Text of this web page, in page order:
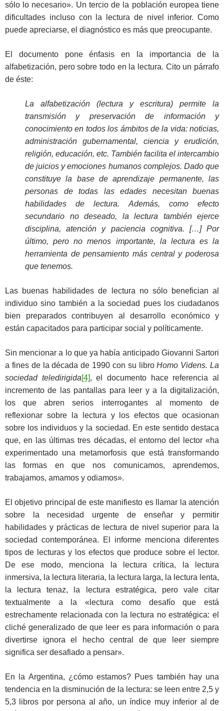
sólo lo necesario». Un tercio de la población europea tiene
dificultades incluso con la lectura de nivel inferior. Como
puede apreciarse, el diagnóstico es más que preocupante.
El documento pone énfasis en la importancia de la
alfabetización, pero sobre todo en la lectura. Cito un párrafo
de éste:
La alfabetización (lectura y escritura) permite la
transmisión y preservación de información y
conocimiento en todos los ámbitos de la vida: noticias,
administración gubernamental, ciencia y erudición,
religión, educación, etc. También facilita el intercambio
de juicios y emociones humanos complejos. Dado que
constituye la base de aprendizaje permanente, las
personas de todas las edades necesitan buenas
habilidades de lectura. Además, como efecto
secundario no deseado, la lectura también ejerce
disciplina, atención y paciencia cognitiva. […] Por
último, pero no menos importante, la lectura es la
herramienta de pensamiento más central y poderosa
que tenemos.
Las buenas habilidades de lectura no sólo benefician al
individuo sino también a la sociedad pues los ciudadanos
bien preparados contribuyen al desarrollo económico y
están capacitados para participar social y políticamente.
Sin mencionar a lo que ya había anticipado Giovanni Sartori
a fines de la década de 1990 con su libroHomo Videns. La
sociedad teledirigida[4], el documento hace referencia al
incremento de las pantallas para leer y a la digitalización,
los que abren serios interrogantes al momento de
reflexionar sobre la lectura y los efectos que ocasionan
sobre los individuos y la sociedad. En este sentido destaca
que, en las últimas tres décadas, el entorno del lector «ha
experimentado una metamorfosis que está transformando
las formas en que nos comunicamos, aprendemos,
trabajamos, amamos y odiamos».
El objetivo principal de este manifiesto es llamar la atención
sobre la necesidad urgente de enseñar y permitir
habilidades y prácticas de lectura de nivel superior para la
sociedad contemporánea. El informe menciona diferentes
tipos de lecturas y los efectos que produce sobre el lector.
De ese modo, menciona la lectura crítica, la lectura
inmersiva, la lectura literaria, la lectura larga, la lectura lenta,
la lectura tenaz, la lectura estratégica, pero vale citar
textualmente a la «lectura como desafío que está
estrechamente relacionada con la lectura no estratégica: el
cliché generalizado de que leer es para información o para
divertirse ignora el hecho central de que leer siempre
significa ser desafiado a pensar».
En la Argentina, ¿cómo estamos? Pues también hay una
tendencia en la disminución de la lectura: se leen entre 2,5 y
5,3 libros por persona al año, un índice muy inferior al de